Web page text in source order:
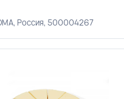
Россия, 500004267